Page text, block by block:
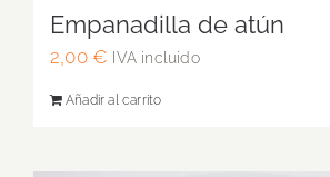
Empanadilla de atún
2,00 € IVA incluido
Añadir al carrito